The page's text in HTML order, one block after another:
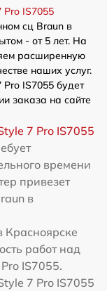
Pro IS7055
сц Braun в
- от 5 лет. На
расширенную
наших услуг.
IS7055 будет
заказа на сайте
7 Pro IS7055
времени
привезет
в
Красноярске
работ над
IS7055.
7 Pro IS7055